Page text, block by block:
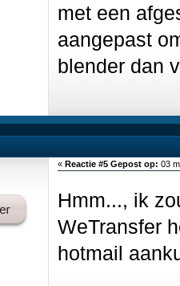
met een
aangepast
blender dan
«Reactie #5 Gepost op: 03
Hmm..., ik
WeTransfer
hotmail